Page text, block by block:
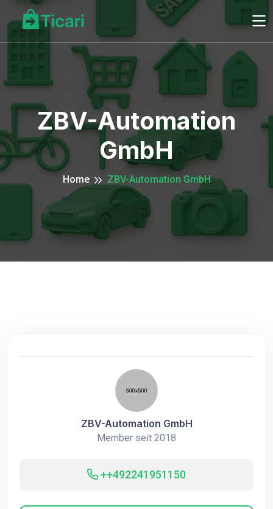
ZBV-Automation
GmbH
Home ZBV-Automation GmbH
ZBV-Automation GmbH
Member seit 2018
++492241951150